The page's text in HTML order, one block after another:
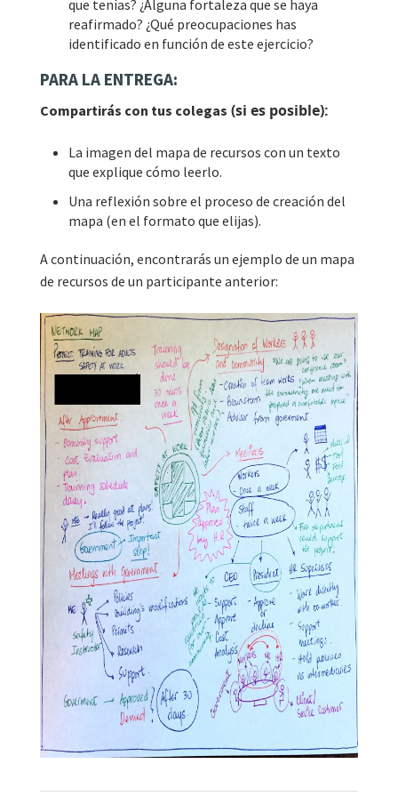
que tenías? ¿Alguna fortaleza que se haya
reafirmado? ¿Qué preocupaciones has
identificado en función de este ejercicio?
PARA LA ENTREGA:
Compartirás con tus colegas (si es posible):
La imagen del mapa de recursos con un texto
que explique cómo leerlo.
Una reflexión sobre el proceso de creación del
mapa (en el formato que elijas).
A continuación, encontrarás un ejemplo de un mapa
de recursos de un participante anterior: